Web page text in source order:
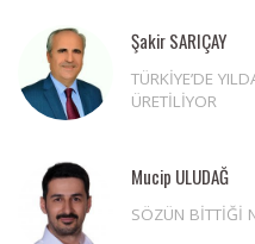
Şakir SARIÇAY
TÜRKİYE’DE
ÜRETİLİYOR
Mucip ULUDAĞ
SÖZÜN BİTTİĞİ